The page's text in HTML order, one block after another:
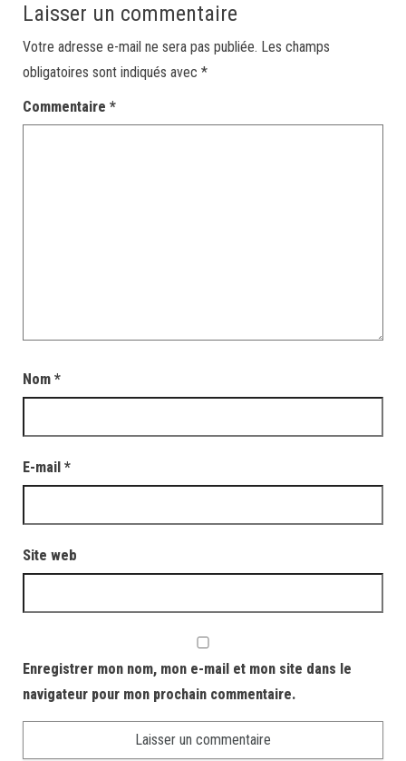
Laisser un commentaire
Votre adresse e-mail ne sera pas publiée. Les champs
obligatoires sont indiqués avec *
Commentaire *
Nom *
E-mail *
Site web
Enregistrer mon nom, mon e-mail et mon site dans le
navigateur pour mon prochain commentaire.